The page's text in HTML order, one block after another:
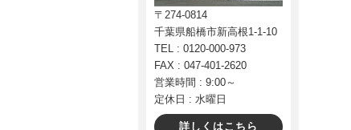
〒274-0814
千葉県船橋市新高根1-1-10
TEL : 0120-000-973
FAX : 047-401-2620
営業時間 : 9:00～
定休日 : 水曜日
詳しくはこちら